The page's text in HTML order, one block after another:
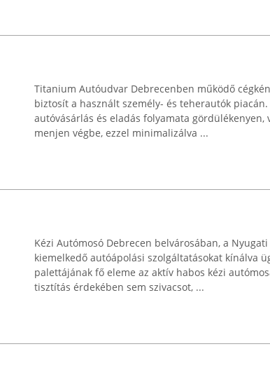
Titanium Autóudvar Debrecenben működő
biztosít a használt személy- és teherautók piacán.
autóvásárlás és eladás folyamata gördülékenyen,
menjen végbe, ezzel minimalizálva ...
Kézi Autómosó Debrecen belvárosában, a
kiemelkedő autóápolási szolgáltatásokat kínálva
palettájának fő eleme az aktív habos kézi
tisztítás érdekében sem szivacsot, ...